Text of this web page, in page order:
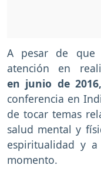
A pesar de
atención en
en junio de 2016,
conferencia en
de tocar temas
salud mental y
espiritualidad y
momento.